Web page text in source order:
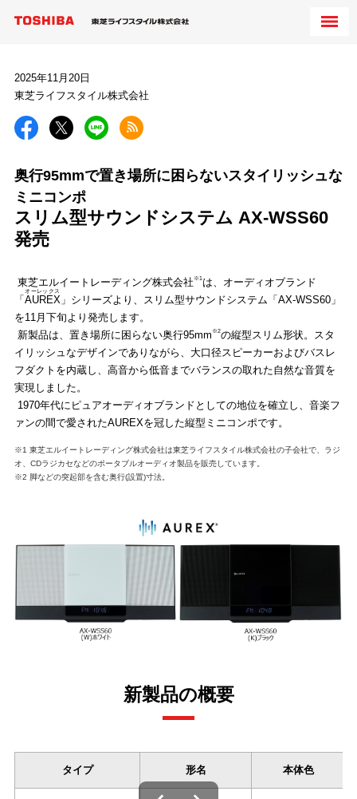
奥行95mmで置き場所に困らないスタイリッシュな
ミニコンポ
スリム型サウンドシステム AX-WSS60
発売
2025年11月20日
東芝ライフスタイル株式会社
東芝エルイートレーディング株式会社 ※1 は、オーディオブランド
「 AUREX
オーレックス
」シリーズより、スリム型サウンドシステム「AX-WSS60」
を11月下旬より発売します。
新製品は、置き場所に困らない奥行95mm ※2の縦型スリム形状。スタ
イリッシュなデザインでありながら、大口径スピーカーおよびバスレ
フダクトを内蔵し、高音から低音までバランスの取れた自然な音質を
実現しました。
1970年代にピュアオーディオブランドとしての地位を確立し、音楽フ
ァンの間で愛されたAUREXを冠した縦型ミニコンポです。
※1 東芝エルイートレーディング株式会社は東芝ライフスタイル株式会社の子会社で、ラジ
オ、CDラジカセなどのポータブルオーディオ製品を販売しています。
※2 脚などの突起部を含む奥行(設置)寸法。
新製品の概要
タイプ 形名 本体色